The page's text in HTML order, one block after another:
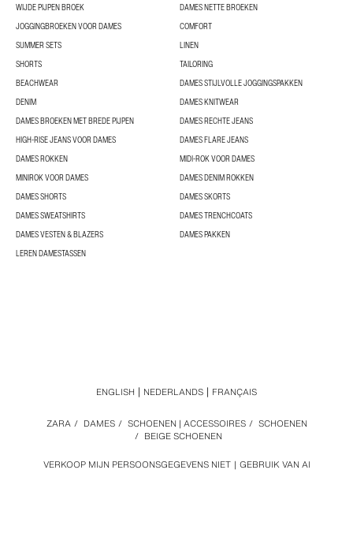
WIJDE PIJPEN BROEK
DAMES NETTE BROEKEN
JOGGINGBROEKEN VOOR DAMES
COMFORT
SUMMER SETS
LINEN
SHORTS
TAILORING
BEACHWEAR
DAMES STIJLVOLLE JOGGINGSPAKKEN
DENIM
DAMES KNITWEAR
DAMES BROEKEN MET BREDE PIJPEN
DAMES RECHTE JEANS
HIGH-RISE JEANS VOOR DAMES
DAMES FLARE JEANS
DAMES ROKKEN
MIDI-ROK VOOR DAMES
MINIROK VOOR DAMES
DAMES DENIM ROKKEN
DAMES SHORTS
DAMES SKORTS
DAMES SWEATSHIRTS
DAMES TRENCHCOATS
DAMES VESTEN & BLAZERS
DAMES PAKKEN
LEREN DAMESTASSEN
VERKOOP MIJN PERSOONSGEGEVENS NIET GEBRUIK VAN AI
ZARA / DAMES / SCHOENEN | ACCESSOIRES / SCHOENEN
/ BEIGE SCHOENEN
ENGLISH NEDERLANDS FRANÇAIS